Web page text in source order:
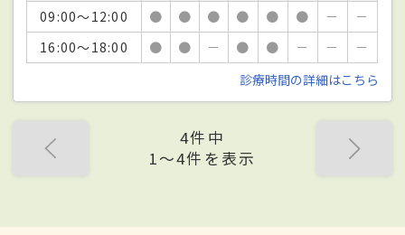
09:00～12:00 ● ● ● ● ● ● －
－
16:00～18:00
● ● － ● ● － －
－
診療時間の詳細はこちら
4件中
1〜4件を表示